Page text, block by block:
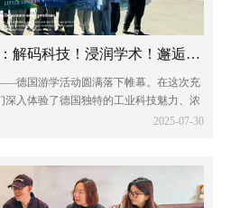
小伦敦国际营德国游学：解码科技！浸润学术！邂逅童话！
德国游学活动圆满落下帷幕。在这次充
入体验了德国独特的工业科技魅力、浓
2025-07-30